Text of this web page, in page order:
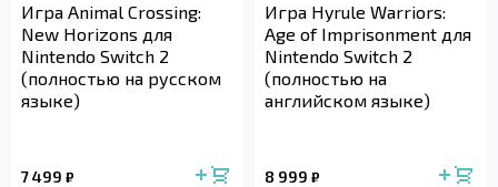
Игра Animal Crossing:
New Horizons для
Nintendo Switch 2
(полностью на русском
языке)
7 499 ₽
Игра Hyrule Warriors:
Age of Imprisonment для
Nintendo Switch 2
(полностью на
английском языке)
8 999 ₽